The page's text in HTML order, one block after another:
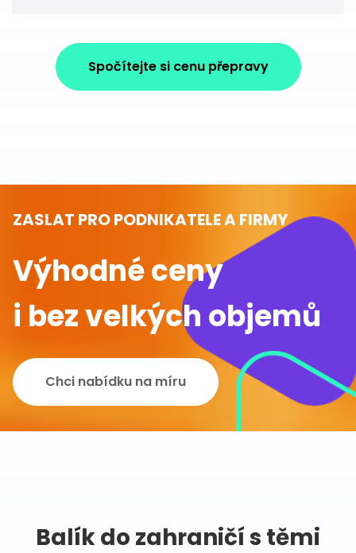
Spočítejte si cenu přepravy
ZASLAT PRO PODNIKATELE A FIRMY
Výhodné ceny
i bez velkých objemů
Chci nabídku na míru
Balík do zahraničí s těmi